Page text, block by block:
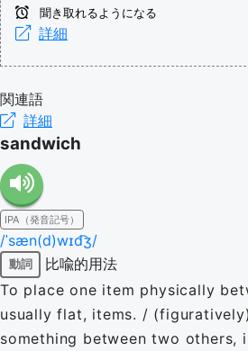
聞き取れるようになる
詳細
関連語
詳細
sandwich
IPA（発音記号）
/ˈsæn(d)wɪd͡ʒ/
動詞
比喩的用法
To place one item physically
usually flat, items. /
something between two others,